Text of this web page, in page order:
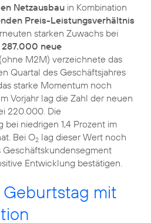
Netzausbau in Kombination
Preis-Leistungsverhältnis
starken Zuwachs bei
287.000 neue
(ohne M2M) verzeichnete das
Quartal des Geschäftsjahres
starke Momentum noch
Vorjahr lag die Zahl der neuen
220.000. Die
bei niedrigen 1,4 Prozent im
Bei O2 lag dieser Wert noch
Geschäftskundensegment
Entwicklung bestätigen.
mit